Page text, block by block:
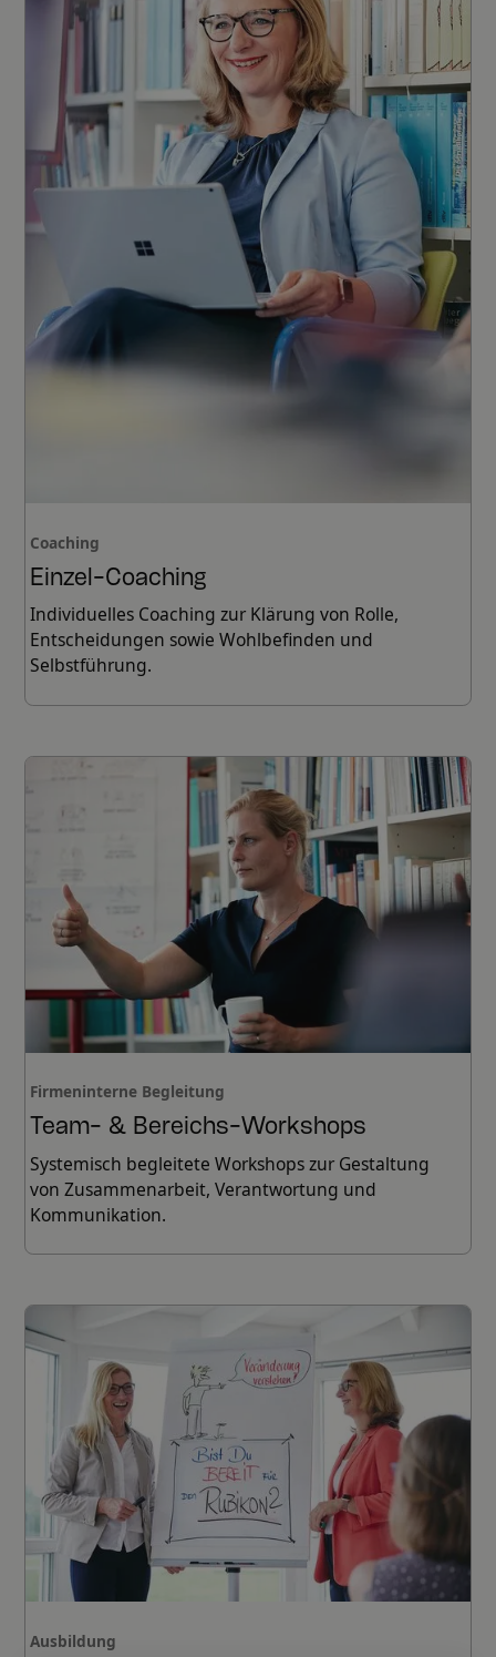
Coaching
Einzel-Coaching
Individuelles Coaching zur Klärung von Rolle,
Entscheidungen sowie Wohlbefinden und
Selbstführung.
Firmeninterne Begleitung
Team- & Bereichs-Workshops
Systemisch begleitete Workshops zur Gestaltung
von Zusammenarbeit, Verantwortung und
Kommunikation.
Ausbildung